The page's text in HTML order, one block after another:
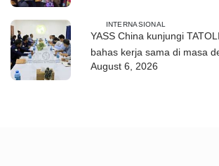
INTERNASIONAL
YASS China kunjungi
bahas kerja sama di masa
August 6, 2026